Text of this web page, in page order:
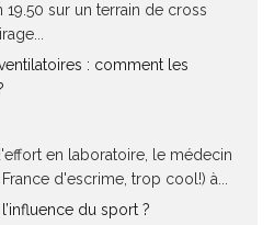
sur un terrain de cross
: comment les
en laboratoire, le médecin
d'escrime, trop cool!) à...
du sport ?